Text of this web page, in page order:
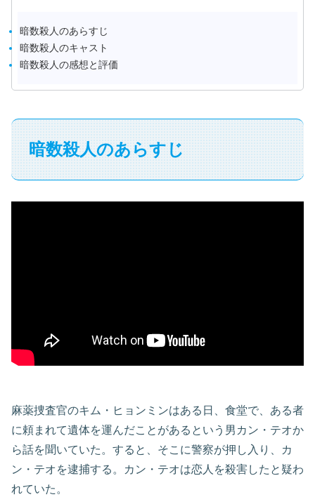
暗数殺人のあらすじ
暗数殺人のキャスト
暗数殺人の感想と評価
暗数殺人のあらすじ
麻薬捜査官のキム・ヒョンミンはある日、食堂で、ある者
に頼まれて遺体を運んだことがあるという男カン・テオか
ら話を聞いていた。すると、そこに警察が押し入り、カ
ン・テオを逮捕する。カン・テオは恋人を殺害したと疑わ
れていた。